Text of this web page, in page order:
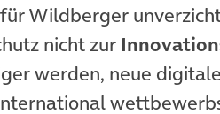
Wildberger
nicht zur
werden, neue